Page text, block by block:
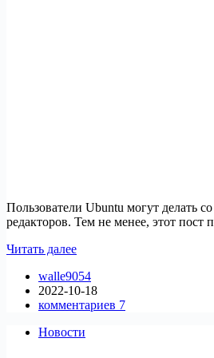
Пользователи Ubuntu могут делать
редакторов. Тем не менее, этот
Читать далееЛучшие
редакторы
для
Ubuntu
walle9054
2022-10-18
комментариев 7
Новости